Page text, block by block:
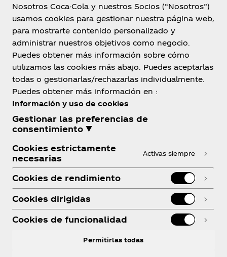
Argentina
Sobre Nosotros
Legal
Nosotros Coca-Cola y nuestros Socios (“Nosotros”)
usamos cookies para gestionar nuestra página web,
para mostrarte contenido personalizado y
administrar nuestros objetivos como negocio.
Puedes obtener más información sobre cómo
utilizamos las cookies más abajo. Puedes aceptarlas
todas o gestionarlas/rechazarlas individualmente.
Puedes obtener más información en :
Información y uso de cookies
Gestionar las preferencias de
consentimiento ▼
Cookies estrictamente
necesarias
Activas siempre
Cookies de rendimiento
Cookies dirigidas
Cookies de funcionalidad
Permitirlas todas